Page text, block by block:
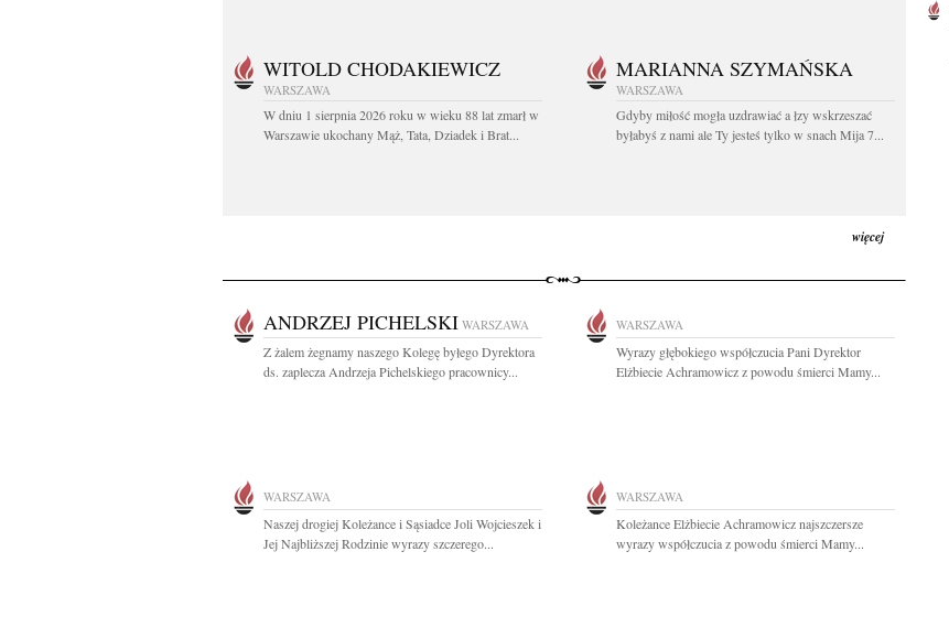
WITOLD CHODAKIEWICZ
WARSZAWA
W dniu 1 sierpnia 2026 roku w wieku 88 lat zmarł w
Warszawie ukochany Mąż, Tata, Dziadek i Brat...
MARIANNA SZYMAŃSKA
WARSZAWA
Gdyby miłość mogła uzdrawiać a łzy wskrzeszać
byłabyś z nami ale Ty jesteś tylko w snach Mija 7...
więcej
ANDRZEJ PICHELSKI WARSZAWA
Z żalem żegnamy naszego Kolegę byłego Dyrektora
ds. zaplecza Andrzeja Pichelskiego pracownicy...
WARSZAWA
Wyrazy głębokiego współczucia Pani Dyrektor
Elżbiecie Achramowicz z powodu śmierci Mamy...
WARSZAWA
Naszej drogiej Koleżance i Sąsiadce Joli Wojcieszek i
Jej Najbliższej Rodzinie wyrazy szczerego...
WARSZAWA
Koleżance Elżbiecie Achramowicz najszczersze
wyrazy współczucia z powodu śmierci Mamy...